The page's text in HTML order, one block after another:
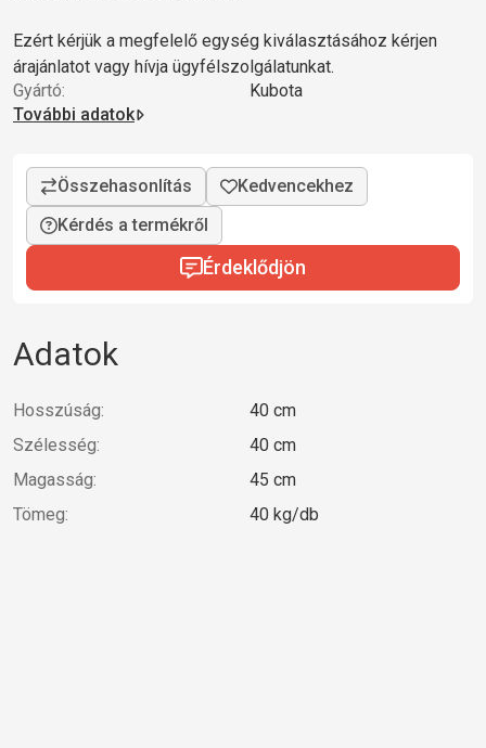
Ezért kérjük a megfelelő egység kiválasztásához kérjen
árajánlatot vagy hívja ügyfélszolgálatunkat.
Gyártó:
Kubota
További adatok
Kérdés a termékről
Érdeklődjön
Adatok
Hosszúság:
40 cm
Szélesség:
40 cm
Magasság:
45 cm
Tömeg:
40 kg/db